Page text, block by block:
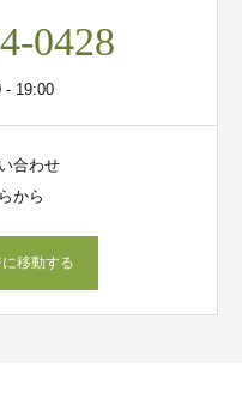
0428
- 19:00
合わせ
から
移動する